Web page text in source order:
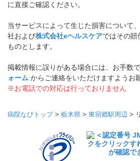
に直接ご確認ください。
当サービスによって生じた損害について
社および株式会社eヘルスケアではその賠
ものとします。
掲載情報に誤りがある場合には、お手数
ォーム からご連絡をいただけますようお
※お電話での対応は行っておりません
病院なびトップ> 栃木県 > 東宿郷駅周辺 >